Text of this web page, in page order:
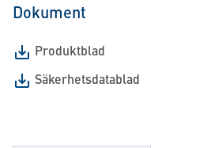
Dokument
Produktblad
Säkerhetsdatablad